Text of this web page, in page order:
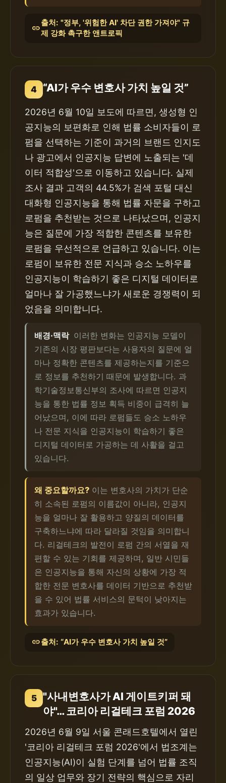
link
출처: "정부, '위험한 AI' 차단 권한 가져야" 규
제 강화 촉구한 앤트로픽
4 “AI가 우수 변호사 가치 높일 것”
2026년 6월 10일 보도에 따르면, 생성형 인
공지능의 보편화로 인해 법률 소비자들이 로
펌을 선택하는 기준이 과거의 브랜드 인지도
나 광고에서 인공지능 답변에 노출되는 '데
이터 적합성'으로 이동하고 있습니다. 실제
조사 결과 고객의 44.5%가 검색 포털 대신
대화형 인공지능을 통해 법률 자문을 구하고
로펌을 추천받는 것으로 나타났으며, 인공지
능은 질문에 가장 적합한 콘텐츠를 보유한
로펌을 우선적으로 언급하고 있습니다. 이는
로펌이 보유한 전문 지식과 승소 노하우를
인공지능이 학습하기 좋은 디지털 데이터로
얼마나 잘 가공했느냐가 새로운 경쟁력이 되
었음을 의미합니다.
배경·맥락 이러한 변화는 인공지능 모델이
기존의 시장 평판보다는 사용자의 질문에 얼
마나 정확한 콘텐츠를 제공하는지를 기준으
로 정보를 추천하기 때문에 발생합니다. 과
학기술정보통신부의 조사에 따르면 인공지
능을 통한 법률 정보 획득 비중이 급격히 늘
어났으며, 이에 따라 로펌들도 승소 노하우
나 전문 지식을 인공지능이 학습하기 좋은
디지털 데이터로 가공하는 데 사활을 걸고
있습니다.
왜 중요할까요? 이는 변호사의 가치가 단순
히 소속된 로펌의 이름값이 아니라, 인공지
능을 얼마나 잘 활용하고 양질의 데이터를
구축하느냐에 따라 달라질 것임을 의미합니
다. 리걸테크의 발전이 로펌 간의 서열을 재
편할 수 있는 기회를 제공하며, 일반 시민들
은 인공지능을 통해 자신의 상황에 가장 적
합한 전문 변호사를 데이터 기반으로 추천받
을 수 있어 법률 서비스의 문턱이 낮아지는
효과가 있습니다.
link출처: “AI가 우수 변호사 가치 높일 것”
5
"사내변호사가 AI 게이트키퍼 돼
야"… 코리아 리걸테크 포럼 2026
2026년 6월 9일 서울 콘래드호텔에서 열린
'코리아 리걸테크 포럼 2026'에서 법조계는
인공지능(AI)이 실험 단계를 넘어 법률 조직
의 일상 업무와 장기 전략의 핵심으로 자리